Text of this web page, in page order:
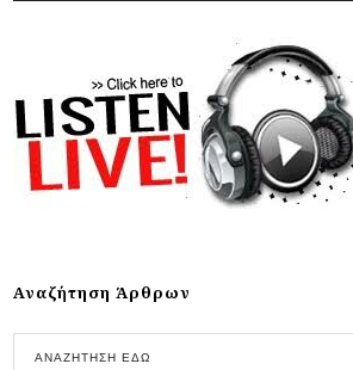
Αναζήτηση Άρθρων